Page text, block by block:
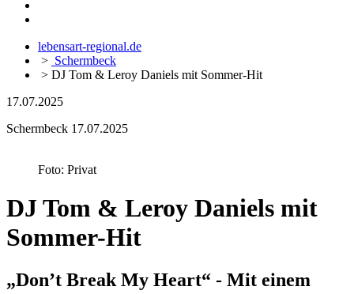
lebensart-regional.de
> Schermbeck
> DJ Tom & Leroy Daniels mit Sommer-Hit
17.07.2025
Schermbeck 17.07.2025
Foto: Privat
DJ Tom & Leroy Daniels mit
Sommer-Hit
„Don’t Break My Heart“ - Mit einem